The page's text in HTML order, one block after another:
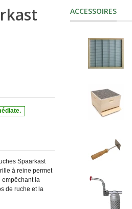
Spaarkast
à reine permet
empêchant la
de ruche et la
ACCESSOIRES